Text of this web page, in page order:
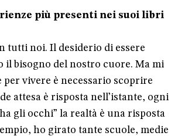
più presenti nei suoi libri
in tutti noi. Il desiderio di essere
il bisogno del nostro cuore. Ma mi
vivere è necessario scoprire
attesa è risposta nell’istante, ogni
gli occhi” la realtà è una risposta
ho girato tante scuole, medie